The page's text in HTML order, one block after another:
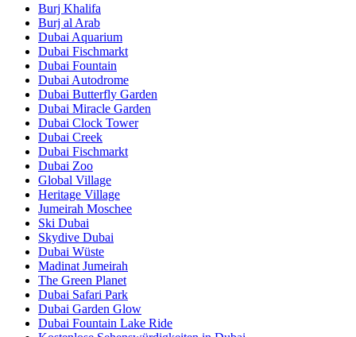
Burj Khalifa
Burj al Arab
Dubai Aquarium
Dubai Fischmarkt
Dubai Fountain
Dubai Autodrome
Dubai Butterfly Garden
Dubai Miracle Garden
Dubai Clock Tower
Dubai Creek
Dubai Fischmarkt
Dubai Zoo
Global Village
Heritage Village
Jumeirah Moschee
Ski Dubai
Skydive Dubai
Dubai Wüste
Madinat Jumeirah
The Green Planet
Dubai Safari Park
Dubai Garden Glow
Dubai Fountain Lake Ride